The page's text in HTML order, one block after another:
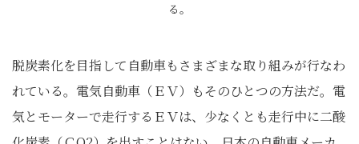
る。
脱炭素化を目指して自動車もさまざまな取り組みが行なわ
れている。電気自動車（ＥＶ）もそのひとつの方法だ。電
気とモーターで走行するＥＶは、少なくとも走行中に二酸